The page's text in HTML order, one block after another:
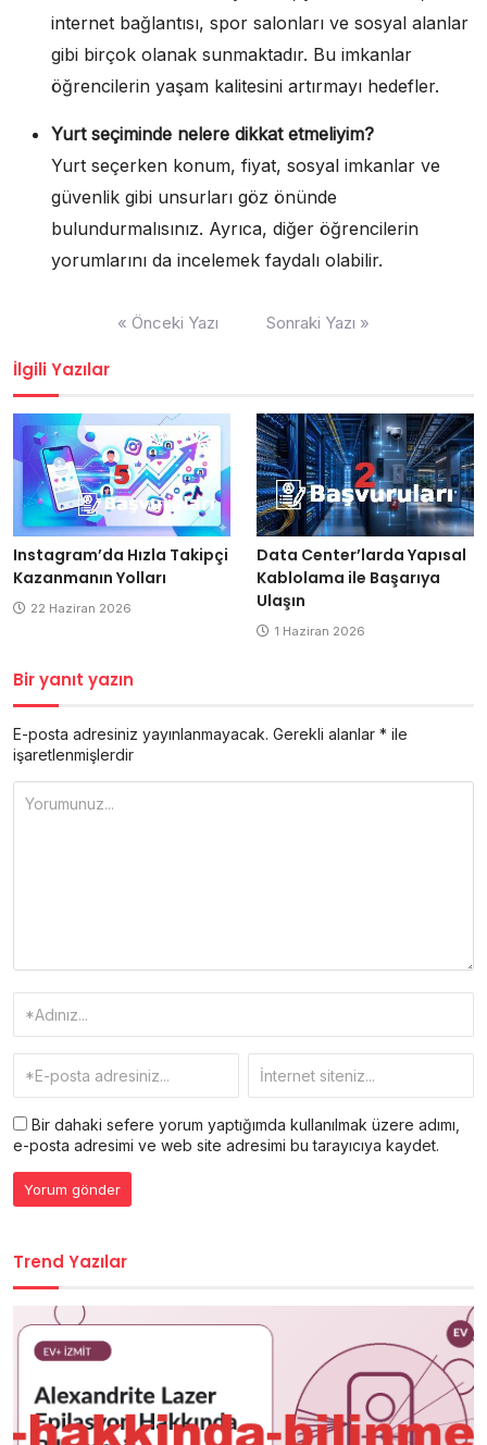
internet bağlantısı, spor salonları ve sosyal alanlar
gibi birçok olanak sunmaktadır. Bu imkanlar
öğrencilerin yaşam kalitesini artırmayı hedefler.
Yurt seçiminde nelere dikkat etmeliyim?
Yurt seçerken konum, fiyat, sosyal imkanlar ve
güvenlik gibi unsurları göz önünde
bulundurmalısınız. Ayrıca, diğer öğrencilerin
yorumlarını da incelemek faydalı olabilir.
« Önceki Yazı Sonraki Yazı »
İlgili Yazılar
Instagram’da Hızla Takipçi
Kazanmanın Yolları
22 Haziran 2026
Data Center’larda Yapısal
Kablolama ile Başarıya
Ulaşın
1 Haziran 2026
Bir yanıt yazın
E-posta adresiniz yayınlanmayacak. Gerekli alanlar * ile
işaretlenmişlerdir
Bir dahaki sefere yorum yaptığımda kullanılmak üzere adımı,
e-posta adresimi ve web site adresimi bu tarayıcıya kaydet.
Trend Yazılar